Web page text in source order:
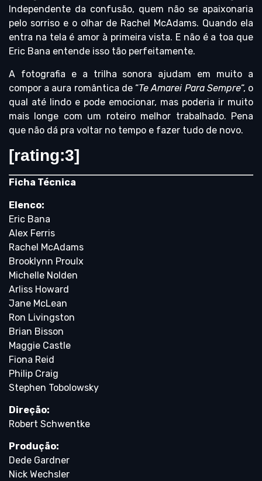
Independente da confusão, quem não se apaixonaria
pelo sorriso e o olhar de Rachel McAdams. Quando ela
entra na tela é amor à primeira vista. E não é a toa que
Eric Bana entende isso tão perfeitamente.
A fotografia e a trilha sonora ajudam em muito a
compor a aura romântica de “Te Amarei Para Sempre“, o
qual até lindo e pode emocionar, mas poderia ir muito
mais longe com um roteiro melhor trabalhado. Pena
que não dá pra voltar no tempo e fazer tudo de novo.
[rating:3]
Ficha Técnica
Elenco:
Eric Bana
Alex Ferris
Rachel McAdams
Brooklynn Proulx
Michelle Nolden
Arliss Howard
Jane McLean
Ron Livingston
Brian Bisson
Maggie Castle
Fiona Reid
Philip Craig
Stephen Tobolowsky
Direção:
Robert Schwentke
Produção:
Dede Gardner
Nick Wechsler